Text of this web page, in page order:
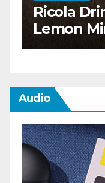
teszt
Audio